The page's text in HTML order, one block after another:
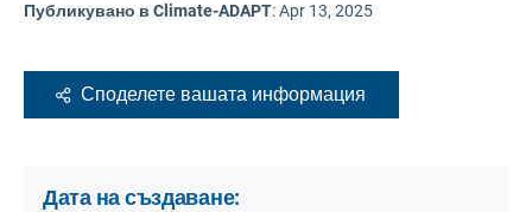
Публикувано в Climate-ADAPT:Apr 13, 2025
Споделете вашата информация
Дата на създаване: